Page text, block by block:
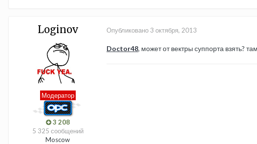
Loginov
Модератор
3 208
5 325 сообщений
Moscow
Опубликовано 3 октября, 2013
Doctor48, может от вектры суппорта взять?